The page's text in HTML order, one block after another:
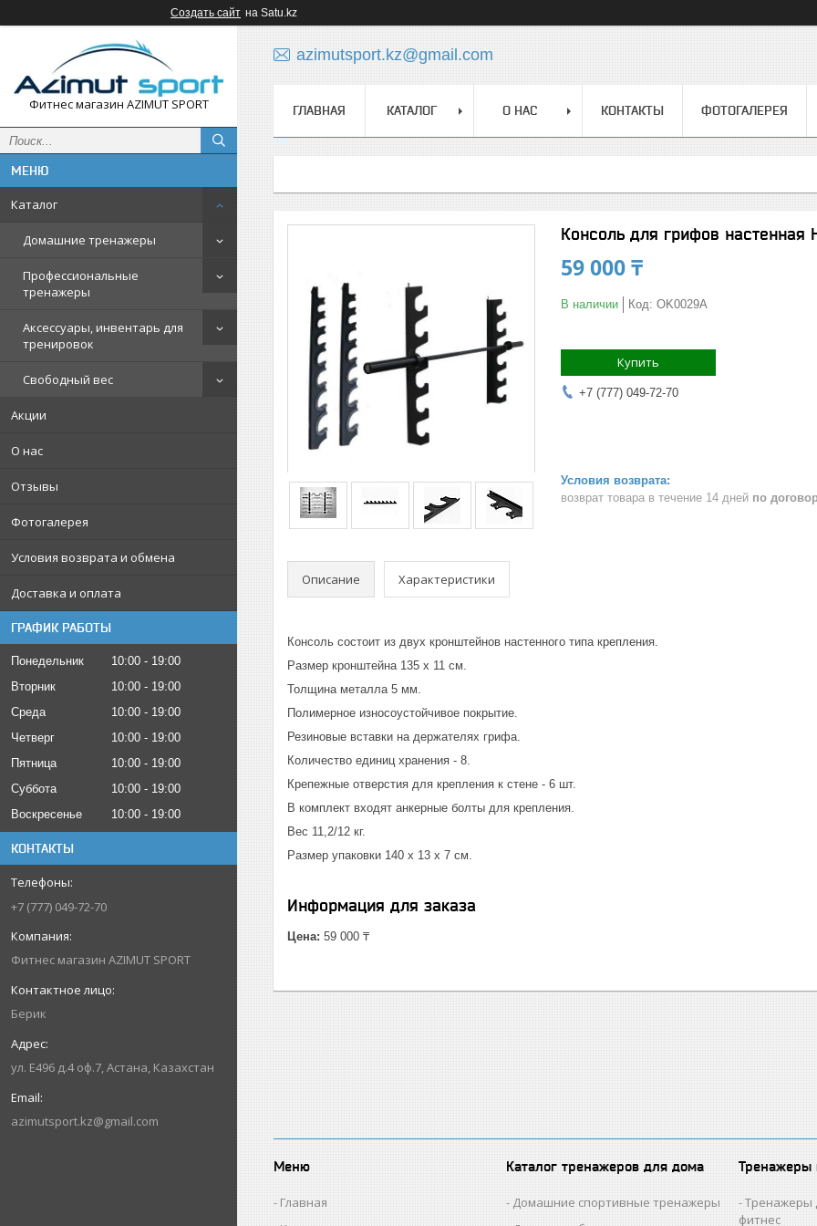
Создать сайт на Satu.kz
Фитнес магазин AZIMUT SPORT
Каталог
Домашние тренажеры
Профессиональные
тренажеры
Аксессуары, инвентарь для
тренировок
Свободный вес
Акции
О нас
Отзывы
Фотогалерея
Условия возврата и обмена
Доставка и оплата
ГРАФИК РАБОТЫ
Понедельник 10:00
19:00
Вторник
10:00
19:00
Среда
10:00
19:00
Четверг
10:00
19:00
Пятница
10:00
19:00
Суббота
10:00
19:00
Воскресенье
10:00 19:00
КОНТАКТЫ
+7 (777) 049-72-70
Фитнес магазин AZIMUT SPORT
Берик
ул. Е496 д.4 оф.7, Астана, Казахстан
azimutsport.kz@gmail.com
azimutsport.kz@gmail.com
ГЛАВНАЯ КАТАЛОГ О НАС КОНТАКТЫ ФОТОГАЛЕРЕЯ
Консоль для грифов настенная
59 000 ₸
В наличии Код: OK0029A
Купить
+7 (777) 049-72-70
возврат товара в течение 14 дней по
Описание Характеристики
Консоль состоит из двух кронштейнов настенного типа крепления.
Размер кронштейна 135 х 11 см.
Толщина металла 5 мм.
Полимерное износоустойчивое покрытие.
Резиновые вставки на держателях грифа.
Количество единиц хранения - 8.
Крепежные отверстия для крепления к стене - 6 шт.
В комплект входят анкерные болты для крепления.
Вес 11,2/12 кг.
Размер упаковки 140 х 13 х 7 см.
Информация для заказа
Цена: 59 000 ₸
Меню
Главная
Каталог тренажеров для дома
Домашние спортивные тренажеры
Тренажеры
Тренажеры
фитнес